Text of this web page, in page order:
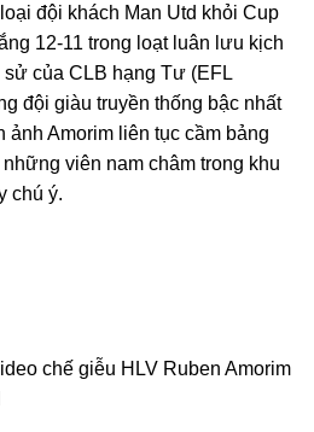
đội khách Man Utd khỏi Cup
12-11 trong loạt luân lưu kịch
của CLB hạng Tư (EFL
đội giàu truyền thống bậc nhất
ảnh Amorim liên tục cầm bảng
viên nam châm trong khu
chú ý.